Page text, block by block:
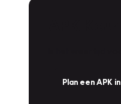
Plan een APK in